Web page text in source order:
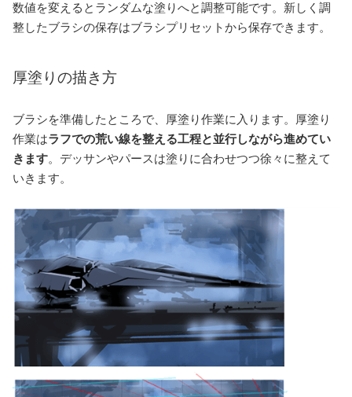
数値を変えるとランダムな塗りへと調整可能です。新しく調
整したブラシの保存はブラシプリセットから保存できます。
厚塗りの描き方
ブラシを準備したところで、厚塗り作業に入ります。厚塗り
作業はラフでの荒い線を整える工程と並行しながら進めてい
きます。デッサンやパースは塗りに合わせつつ徐々に整えて
いきます。